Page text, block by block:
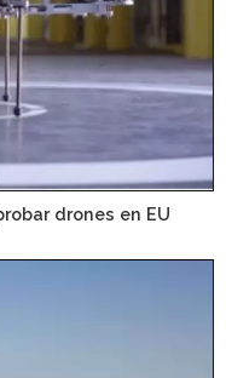
drones en EU